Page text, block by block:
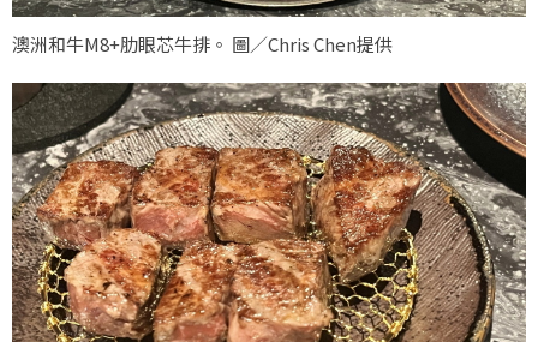
澳洲和牛M8+肋眼芯牛排。 圖／Chris Chen提供